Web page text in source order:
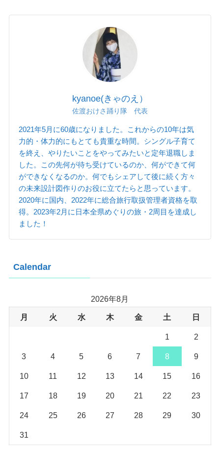
kyanoe(きゃのえ）
佐渡おけさ踊り隊 代表
2021年5月に60歳になりました。これからの10年は気
力的・体力的にもとても貴重な時間。シングル子育て
を終え、やりたいことをやってみたいと定年退職しま
した。この先何が待ち受けているのか、何ができて何
ができなくなるのか。何でもシェアして後に続く方々
の未来設計図作りのお役に立てたらと思っています。
2020年に国内、2022年に総合旅行取扱管理者資格を取
得。2023年2月に日本全県めぐりの旅・2周目を達成し
ました！
Calendar
2026年8月
月 火 水 木 金 土 日
1 2
3 4 5 6 7 8 9
10 11 12 13 14 15 16
17 18 19 20 21 22 23
24 25 26 27 28 29 30
31